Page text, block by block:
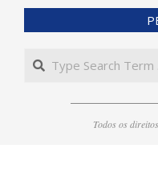
Search
Todos os